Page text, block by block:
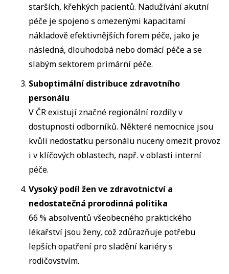
starších, křehkých pacientů. Nadužívání akutní
péče je spojeno s omezenými kapacitami
nákladově efektivnějších forem péče, jako je
následná, dlouhodobá nebo domácí péče a se
slabým sektorem primární péče.
Suboptimální distribuce zdravotního
personálu
V ČR existují značné regionální rozdíly v
dostupnosti odborníků. Některé nemocnice jsou
kvůli nedostatku personálu nuceny omezit provoz
i v klíčových oblastech, např. v oblasti interní
péče.
Vysoký podíl žen ve zdravotnictví a
nedostatečná prorodinná politika
66 % absolventů všeobecného praktického
lékařství jsou ženy, což zdůrazňuje potřebu
lepších opatření pro sladění kariéry s
rodičovstvím.